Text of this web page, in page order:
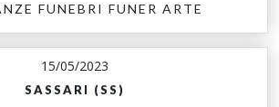
FUNEBRI FUNER ARTE
15/05/2023
SASSARI (SS)